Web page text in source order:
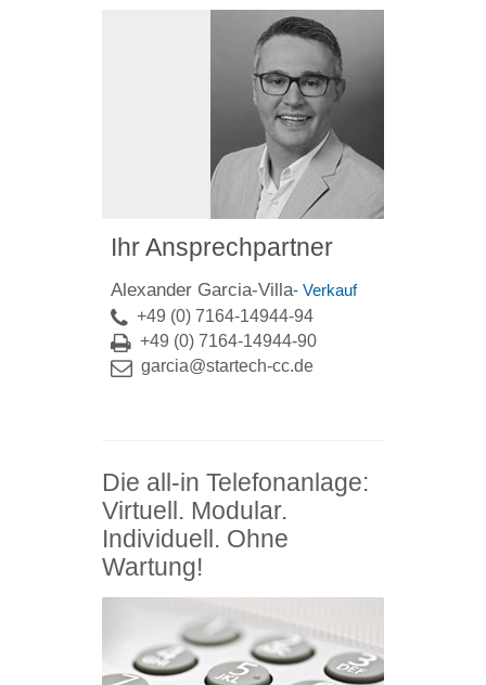
Ihr Ansprechpartner
Alexander Garcia-Villa- Verkauf
+49 (0) 7164-14944-94
+49 (0) 7164-14944-90
garcia@startech-cc.de
Die all-in Telefonanlage:
Virtuell. Modular.
Individuell. Ohne
Wartung!